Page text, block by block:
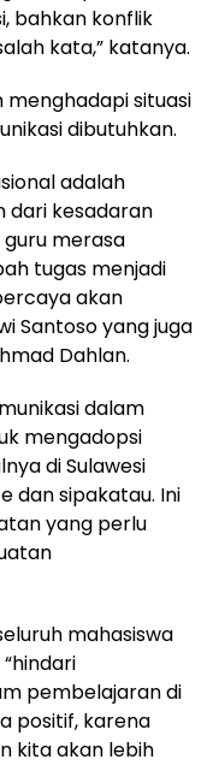
bahkan konflik
kata,” katanya.
situasi
dibutuhkan.
adalah
dari kesadaran
merasa
tugas menjadi
akan
Santoso yang juga
Dahlan.
dalam
mengadopsi
di Sulawesi
dan sipakatau. Ini
yang perlu
mahasiswa
pembelajaran di
positif, karena
kita akan lebih